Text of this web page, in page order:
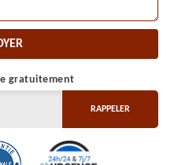
gratuitement